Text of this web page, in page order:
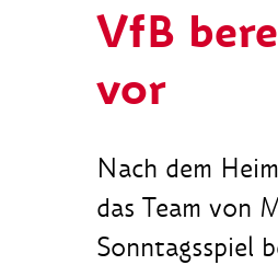
VfB
vor
Nach dem
das Team von
Sonntagsspiel